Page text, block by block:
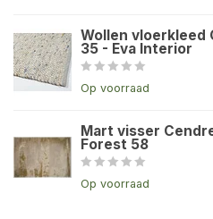
Wollen vloerkleed
35 - Eva Interior
Op voorraad
Mart visser
Forest 58
Op voorraad